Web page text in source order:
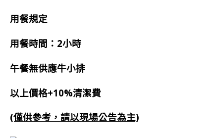
用餐規定
用餐時間：2小時
午餐無供應牛小排
以上價格+10%清潔費
(僅供參考，請以現場公告為主)